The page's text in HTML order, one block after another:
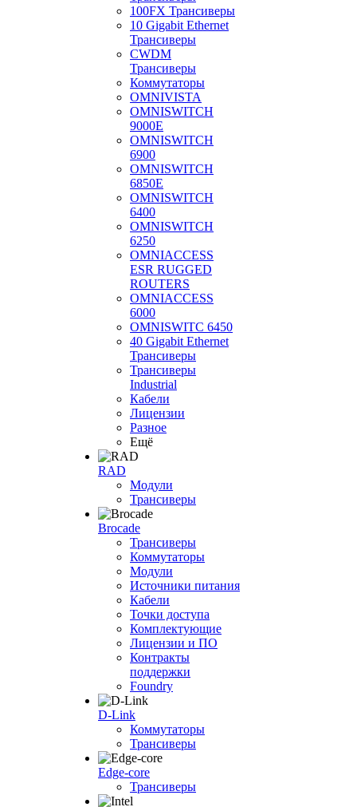
100FX Трансиверы
10 Gigabit Ethernet
Трансиверы
CWDM
Трансиверы
Коммутаторы
OMNIVISTA
OMNISWITCH
9000E
OMNISWITCH
6900
OMNISWITCH
6850E
OMNISWITCH
6400
OMNISWITCH
6250
OMNIACCESS
ESR RUGGED
ROUTERS
OMNIACCESS
6000
OMNISWITC 6450
40 Gigabit Ethernet
Трансиверы
Трансиверы
Industrial
Кабели
Лицензии
Разное
Ещё
RAD
Модули
Трансиверы
Brocade
Трансиверы
Коммутаторы
Модули
Источники питания
Кабели
Точки доступа
Комплектующие
Лицензии и ПО
Контракты
поддержки
Foundry
D-Link
Коммутаторы
Трансиверы
Edge-core
Трансиверы